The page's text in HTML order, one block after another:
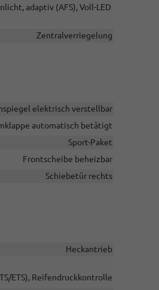
adaptiv (AFS), Voll-LED
Zentralverriegelung
elektrisch verstellbar
automatisch betätigt
Sport-Paket
Frontscheibe beheizbar
Schiebetür rechts
Heckantrieb
ETS), Reifendruckkontrolle